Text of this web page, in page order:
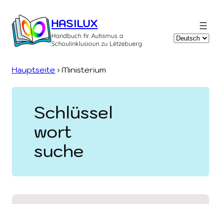
Inhalt
springen
HASILUX
Handbuch fir Autismus a
Schoulinklusioun zu Lëtzebuerg
Sprache
Hauptseite ›Ministerium
Schlüssel
wort
suche